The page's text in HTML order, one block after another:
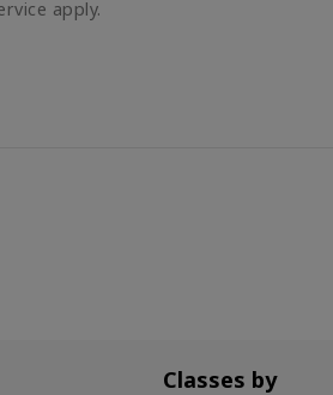
apply.
Classes by